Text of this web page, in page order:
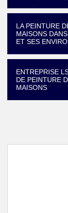
LA PEINTURE
MAISONS
ET SES
ENTREPRISE
DE PEINTURE
MAISONS